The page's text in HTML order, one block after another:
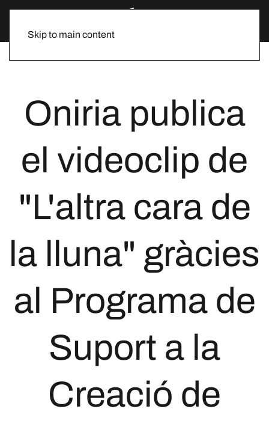
Skip to main content
Oniria publica
el videoclip de
"L'altra cara de
la lluna" gràcies
al Programa de
Suport a la
Creació de